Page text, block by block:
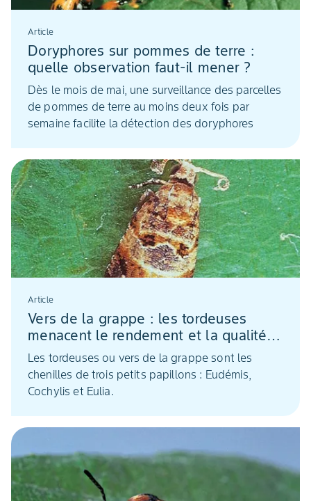
Article
Doryphores sur pommes de terre :
quelle observation faut-il mener ?
Dès le mois de mai, une surveillance des parcelles
de pommes de terre au moins deux fois par
semaine facilite la détection des doryphores
Article
Vers de la grappe : les tordeuses
menacent le rendement et la qualité
des raisins
Les tordeuses ou vers de la grappe sont les
chenilles de trois petits papillons : Eudémis,
Cochylis et Eulia.